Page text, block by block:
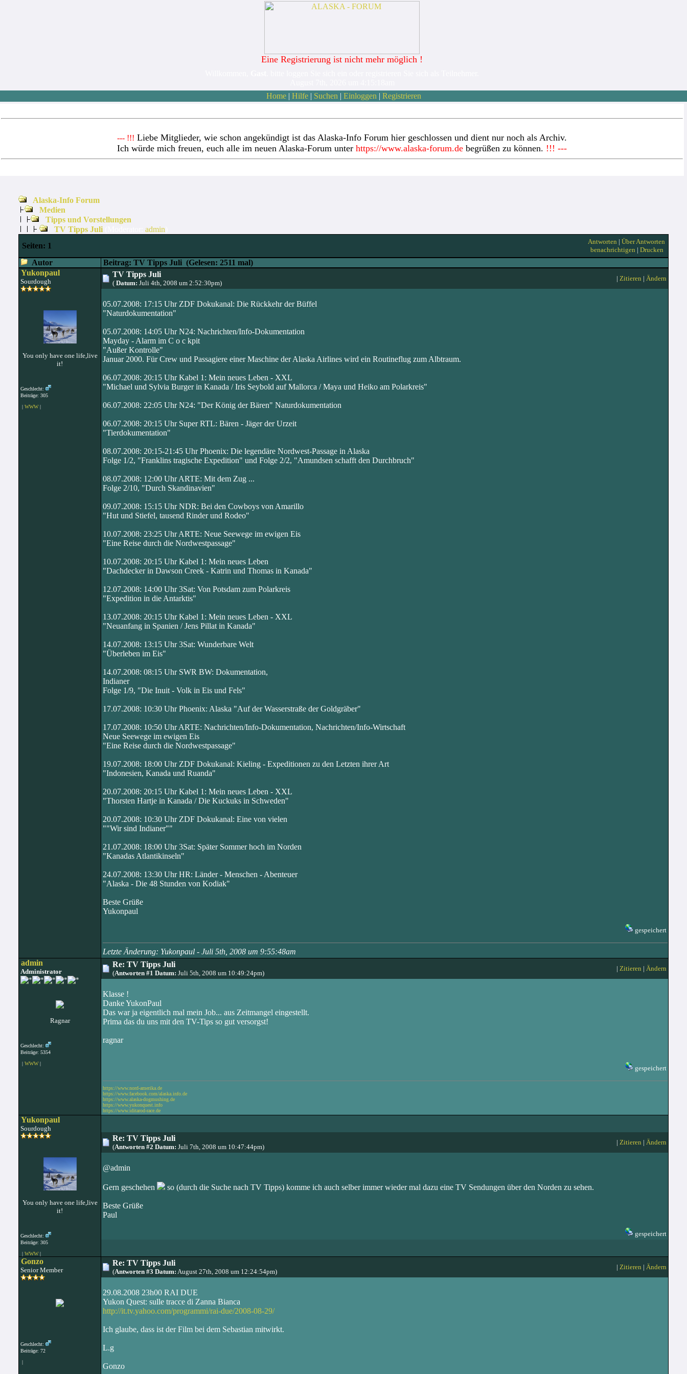
Eine Registrierung ist nicht mehr möglich !
Home| Hilfe| Suchen | Einloggen | Registrieren
--- !!! Liebe Mitglieder, wie schon angekündigt ist das Alaska-Info Forum hier geschlossen und dient nur noch als Archiv.
Ich würde mich freuen, euch alle im neuen Alaska-Forum unter https://www.alaska-forum.de begrüßen zu können. !!! ---
Alaska-Info Forum
Medien
Tipps und Vorstellungen
TV Tipps Juli
admin
Seiten: 1 Antworten | Über Antworten
benachrichtigen | Drucken
Autor Beitrag: TV Tipps Juli (Gelesen: 2511 mal)
Yukonpaul
Sourdough
You only have one life,live
it!
Geschlecht:
Beiträge: 305
| WWW|
TV Tipps Juli
( Datum: Juli 4th, 2008 um 2:52:30pm)
| Zitieren | Ändern
05.07.2008: 17:15 Uhr ZDF Dokukanal: Die Rückkehr der Büffel
"Naturdokumentation"
05.07.2008: 14:05 Uhr N24: Nachrichten/Info-Dokumentation
Mayday - Alarm im C o c kpit
"Außer Kontrolle"
Januar 2000. Für Crew und Passagiere einer Maschine der Alaska Airlines wird ein Routineflug zum Albtraum.
06.07.2008: 20:15 Uhr Kabel 1: Mein neues Leben - XXL
"Michael und Sylvia Burger in Kanada / Iris Seybold auf Mallorca / Maya und Heiko am Polarkreis"
06.07.2008: 22:05 Uhr N24: "Der König der Bären" Naturdokumentation
06.07.2008: 20:15 Uhr Super RTL: Bären - Jäger der Urzeit
"Tierdokumentation"
08.07.2008: 20:15-21:45 Uhr Phoenix: Die legendäre Nordwest-Passage in Alaska
Folge 1/2, "Franklins tragische Expedition" und Folge 2/2, "Amundsen schafft den Durchbruch"
08.07.2008: 12:00 Uhr ARTE: Mit dem Zug ...
Folge 2/10, "Durch Skandinavien"
09.07.2008: 15:15 Uhr NDR: Bei den Cowboys von Amarillo
"Hut und Stiefel, tausend Rinder und Rodeo"
10.07.2008: 23:25 Uhr ARTE: Neue Seewege im ewigen Eis
"Eine Reise durch die Nordwestpassage"
10.07.2008: 20:15 Uhr Kabel 1: Mein neues Leben
"Dachdecker in Dawson Creek - Katrin und Thomas in Kanada"
12.07.2008: 14:00 Uhr 3Sat: Von Potsdam zum Polarkreis
"Expedition in die Antarktis"
13.07.2008: 20:15 Uhr Kabel 1: Mein neues Leben - XXL
"Neuanfang in Spanien / Jens Pillat in Kanada"
14.07.2008: 13:15 Uhr 3Sat: Wunderbare Welt
"Überleben im Eis"
14.07.2008: 08:15 Uhr SWR BW: Dokumentation,
Indianer
Folge 1/9, "Die Inuit - Volk in Eis und Fels"
17.07.2008: 10:30 Uhr Phoenix: Alaska "Auf der Wasserstraße der Goldgräber"
17.07.2008: 10:50 Uhr ARTE: Nachrichten/Info-Dokumentation, Nachrichten/Info-Wirtschaft
Neue Seewege im ewigen Eis
"Eine Reise durch die Nordwestpassage"
19.07.2008: 18:00 Uhr ZDF Dokukanal: Kieling - Expeditionen zu den Letzten ihrer Art
"Indonesien, Kanada und Ruanda"
20.07.2008: 20:15 Uhr Kabel 1: Mein neues Leben - XXL
"Thorsten Hartje in Kanada / Die Kuckuks in Schweden"
20.07.2008: 10:30 Uhr ZDF Dokukanal: Eine von vielen
""Wir sind Indianer""
21.07.2008: 18:00 Uhr 3Sat: Später Sommer hoch im Norden
"Kanadas Atlantikinseln"
24.07.2008: 13:30 Uhr HR: Länder - Menschen - Abenteuer
"Alaska - Die 48 Stunden von Kodiak"
Beste Grüße
Yukonpaul
gespeichert
Letzte Änderung: Yukonpaul - Juli 5th, 2008 um 9:55:48am
admin
Administrator
Ragnar
Geschlecht:
Beiträge: 5354
| WWW|
Re: TV Tipps Juli
(Antworten #1 Datum: Juli 5th, 2008 um 10:49:24pm)
| Zitieren | Ändern
Klasse !
Danke YukonPaul
Das war ja eigentlich mal mein Job... aus Zeitmangel eingestellt.
Prima das du uns mit den TV-Tips so gut versorgst!
ragnar
gespeichert
https://www.nord-amerika.de
https://www.facebook.com/alaska.info.de
https://www.alaska-dogmushing.de
https://www.yukonquest.info
https://www.iditarod-race.de
Yukonpaul
Sourdough
You only have one life,live
it!
Geschlecht:
Beiträge: 305
| WWW|
Re: TV Tipps Juli
(Antworten #2 Datum: Juli 7th, 2008 um 10:47:44pm)
| Zitieren | Ändern
@admin
Gern geschehen so (durch die Suche nach TV Tipps) komme ich auch selber immer wieder mal dazu eine TV Sendungen über den Norden zu sehen.
Beste Grüße
Paul
gespeichert
Gonzo
Senior Member
Geschlecht:
Beiträge: 72
|
Re: TV Tipps Juli
(Antworten #3 Datum: August 27th, 2008 um 12:24:54pm)
| Zitieren | Ändern
29.08.2008 23h00 RAI DUE
Yukon Quest: sulle tracce di Zanna Bianca
http://it.tv.yahoo.com/programmi/rai-due/2008-08-29/
Ich glaube, dass ist der Film bei dem Sebastian mitwirkt.
L.g
Gonzo